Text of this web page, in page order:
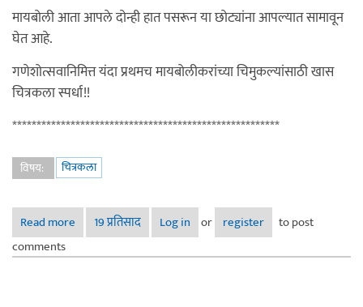
मायबोली आता आपले दोन्ही हात पसरून या छोट्यांना आपल्यात सामावून
घेत आहे.
गणेशोत्सवानिमित्त यंदा प्रथमच मायबोलीकरांच्या चिमुकल्यांसाठी खास
चित्रकला स्पर्धा!!
*******************************************************
विषय: चित्रकला
Read more about "रंगपेटी उघडू चला..!!!" - लहान मुलांची चित्रकला स्पर्धा
19 प्रतिसाद Log in or register
to post
comments